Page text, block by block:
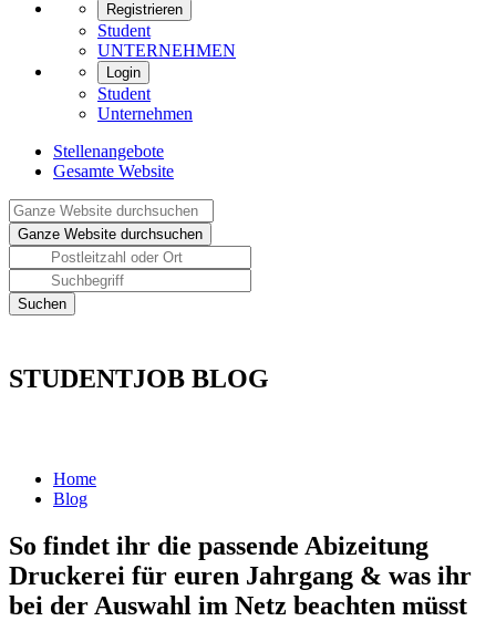
Registrieren
Student
UNTERNEHMEN
Login
Student
Unternehmen
Stellenangebote
Gesamte Website
STUDENTJOB BLOG
Home
Blog
So findet ihr die passende Abizeitung
Druckerei für euren Jahrgang & was ihr
bei der Auswahl im Netz beachten müsst